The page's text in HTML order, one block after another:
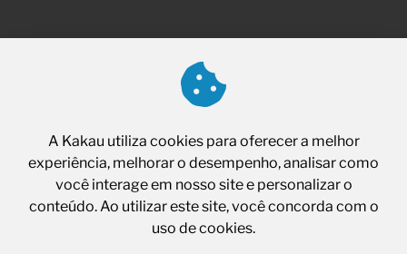
Agende sua reunião e surpreenda-se com o
impacto da tecnologia no seu negócio.
A Kakau utiliza cookies para oferecer a melhor
experiência, melhorar o desempenho, analisar como
você interage em nosso site e personalizar o
conteúdo. Ao utilizar este site, você concorda com o
uso de cookies.